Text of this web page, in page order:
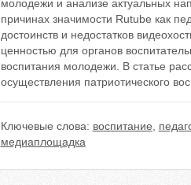
молодежи и анализе актуальных
причинах значимости Rutube как
достоинств и недостатков
ценностью для органов
воспитания молодежи. В статье
осуществления патриотического
Ключевые слова: воспитание
медиаплощадка